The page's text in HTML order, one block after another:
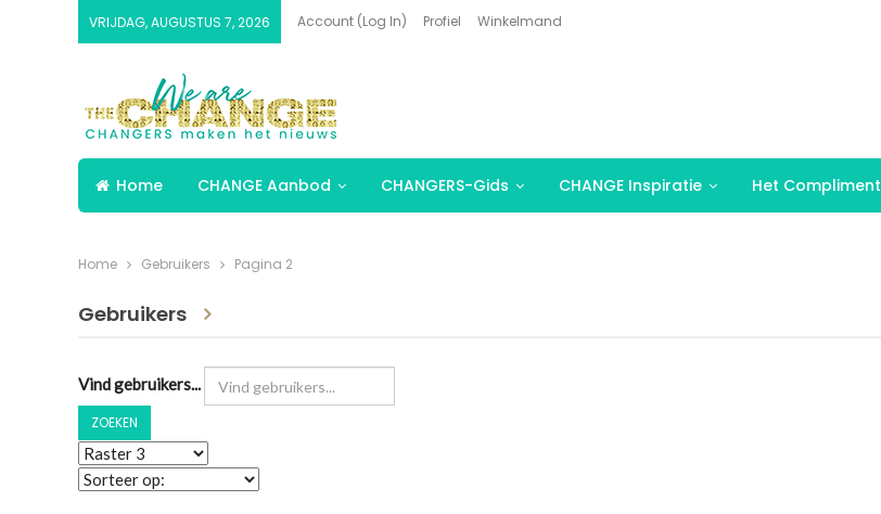
VRIJDAG, AUGUSTUS 7, 2026 Account (Log In) Profiel Winkelmand
Home CHANGE Aanbod CHANGERS-Gids CHANGE Inspiratie Het Compliment
Home Gebruikers Pagina 2
Gebruikers
Vind gebruikers...
ZOEKEN